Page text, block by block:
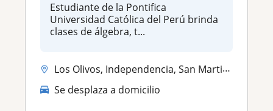
Estudiante de la Pontifica
Universidad Católica del Perú brinda
clases de álgebra, t...
Los Olivos, Independencia, San Martin De Porres
Se desplaza a domicilio